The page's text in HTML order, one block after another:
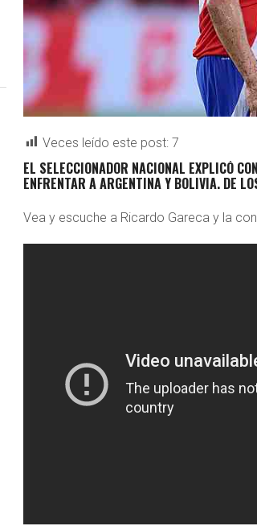
Veces leído este post: 7
EL SELECCIONADOR NACIONAL EXPLICÓ
ENFRENTAR A ARGENTINA Y BOLIVIA. DE
Vea y escuche a Ricardo Gareca y la